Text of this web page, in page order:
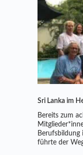
Sri Lanka im
Bereits zum
Berufsbildung
führte der